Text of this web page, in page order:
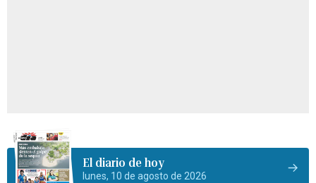
El diario de hoy
lunes, 10 de agosto de 2026